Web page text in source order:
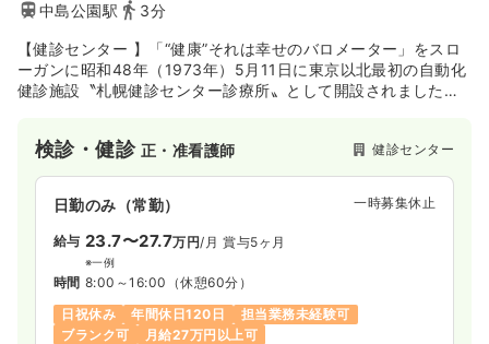
中島公園駅
3分
【健診センター 】「“健康”それは幸せのバロメーター」をスロ
ーガンに昭和48年（1973年）5月11日に東京以北最初の自動化
健診施設〝札幌健診センター診療所〟として開設されました。
の意味が込められております。 そのグループの名の下、今後も
〝よりよい明日・輝く未来〟のため、健康管理のお手伝いをさ
せていただきたいと考えております。
検診・健診 正・准看護師 健診センター
日勤のみ（常勤） 一時募集休止
給与 23.7〜27.7万円/月 賞与5ヶ月
※一例
時間 8:00～16:00 （休憩60分）
日祝休み
年間休日120日
担当業務未経験可
ブランク可
月給27万円以上可